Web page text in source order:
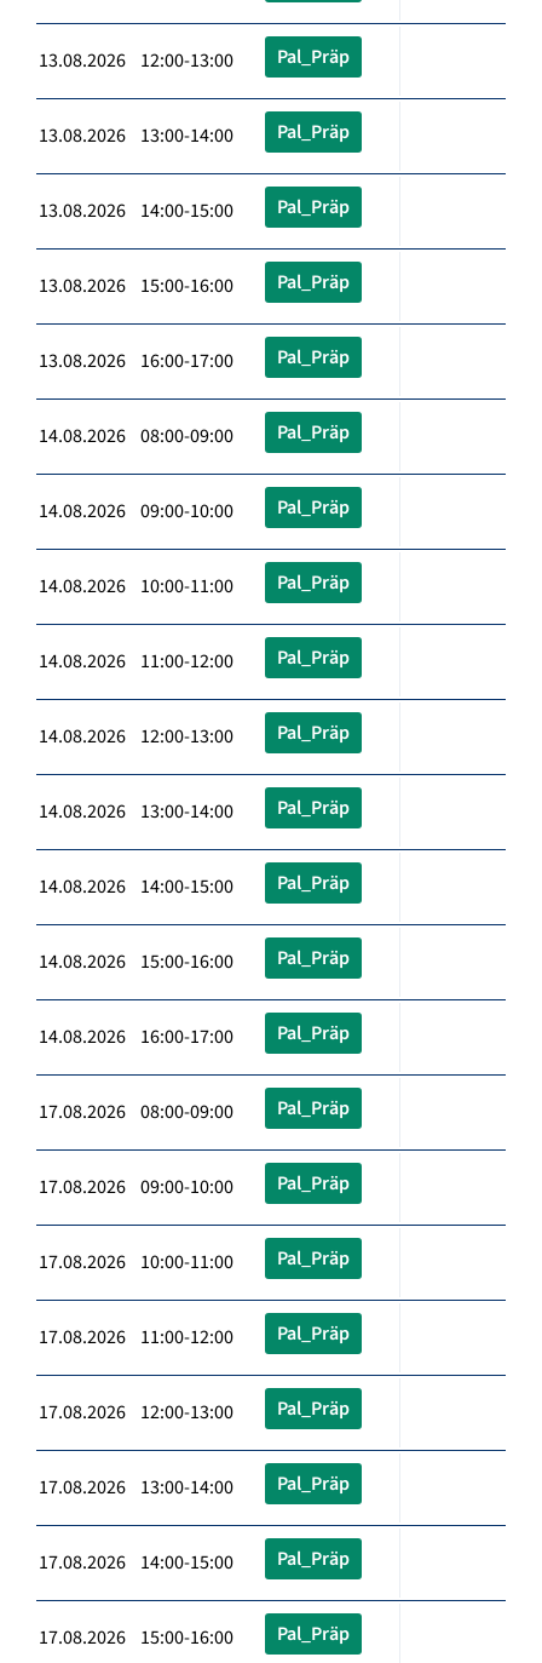
13.08.2026 12:00-13:00 Pal_Präp
13.08.2026 13:00-14:00 Pal_Präp
13.08.2026 14:00-15:00 Pal_Präp
13.08.2026 15:00-16:00 Pal_Präp
13.08.2026 16:00-17:00 Pal_Präp
14.08.2026 08:00-09:00 Pal_Präp
14.08.2026 09:00-10:00 Pal_Präp
14.08.2026 10:00-11:00 Pal_Präp
14.08.2026 11:00-12:00 Pal_Präp
14.08.2026 12:00-13:00 Pal_Präp
14.08.2026 13:00-14:00 Pal_Präp
14.08.2026 14:00-15:00 Pal_Präp
14.08.2026 15:00-16:00 Pal_Präp
14.08.2026 16:00-17:00 Pal_Präp
17.08.2026 08:00-09:00 Pal_Präp
17.08.2026 09:00-10:00 Pal_Präp
17.08.2026 10:00-11:00 Pal_Präp
17.08.2026 11:00-12:00 Pal_Präp
17.08.2026 12:00-13:00 Pal_Präp
17.08.2026 13:00-14:00 Pal_Präp
17.08.2026 14:00-15:00 Pal_Präp
17.08.2026 15:00-16:00 Pal_Präp